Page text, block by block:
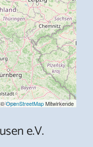
©OpenStreetMapMitwirkende
e.V.